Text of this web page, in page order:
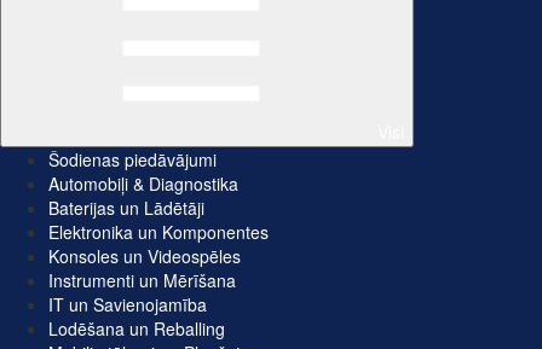
Šodienas piedāvājumi
Automobiļi & Diagnostika
Baterijas un Lādētāji
Elektronika un Komponentes
Konsoles un Videospēles
Instrumenti un Mērīšana
IT un Savienojamība
Lodēšana un Reballing